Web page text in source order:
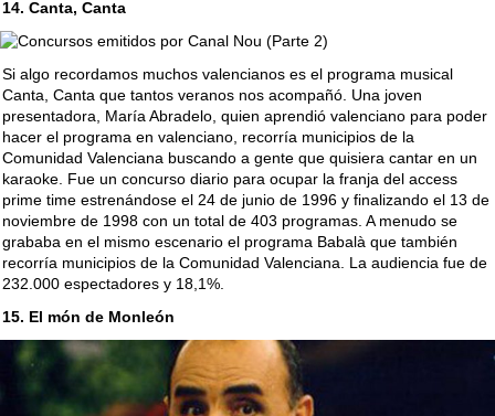
14. Canta, Canta
Si algo recordamos muchos valencianos es el programa musical
Canta, Canta que tantos veranos nos acompañó. Una joven
presentadora, María Abradelo, quien aprendió valenciano para poder
hacer el programa en valenciano, recorría municipios de la
Comunidad Valenciana buscando a gente que quisiera cantar en un
karaoke. Fue un concurso diario para ocupar la franja del access
prime time estrenándose el 24 de junio de 1996 y finalizando el 13 de
noviembre de 1998 con un total de 403 programas. A menudo se
grababa en el mismo escenario el programa Babalà que también
recorría municipios de la Comunidad Valenciana. La audiencia fue de
232.000 espectadores y 18,1%.
15. El món de Monleón